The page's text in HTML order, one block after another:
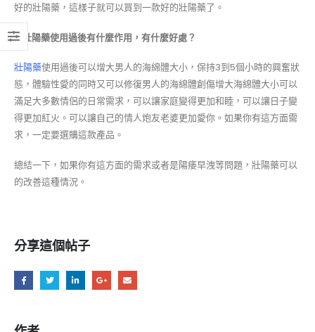
好的壯陽藥，這樣子就可以買到一款好的壯陽藥了。
2. 壯陽藥使用過後有什麼作用，有什麼好處？
壯陽藥使用過後可以增大男人的海綿體大小，保持3到5個小時的興奮狀
態，體驗性愛的同時又可以修復男人的海綿體創傷增大海綿體大小可以
滿足大多數情侶的日常需求，可以讓家庭變得更加和睦，可以讓日子變
得更加紅火。可以讓自己的情人炮友老婆更加愛你。如果你有這方面需
求，一定要選購這款產品。
總結一下，如果你有這方面的需求或者是陽痿早洩等問題，壯陽藥可以
的改善這種情況。
分享這個帖子